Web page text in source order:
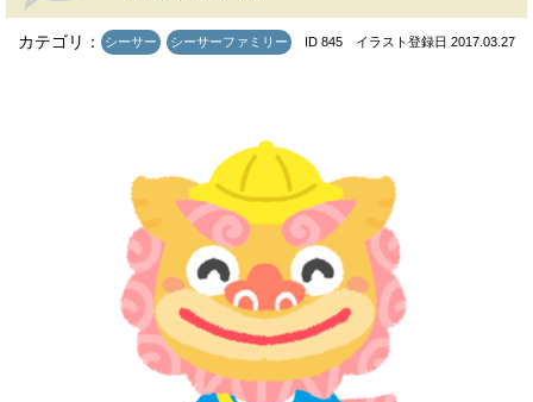
カテゴリ： シーサー シーサーファミリー ID 845 イラスト登録日 2017.03.27